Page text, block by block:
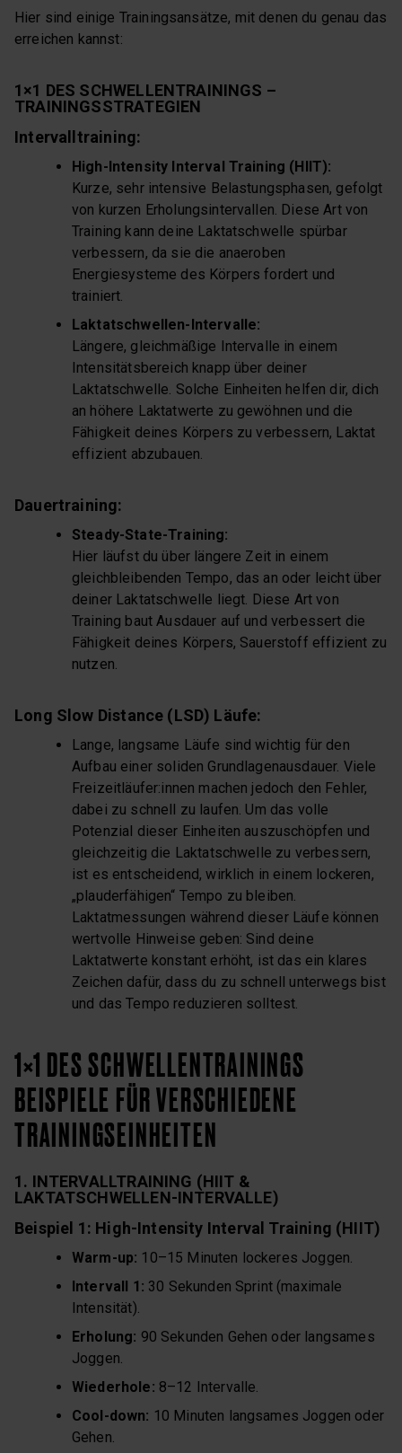
Hier sind einige Trainingsansätze, mit denen du genau das
erreichen kannst:
1×1 DES SCHWELLENTRAININGS –
TRAININGSSTRATEGIEN
Intervalltraining:
High-Intensity Interval Training (HIIT):
Kurze, sehr intensive Belastungsphasen, gefolgt
von kurzen Erholungsintervallen. Diese Art von
Training kann deine Laktatschwelle spürbar
verbessern, da sie die anaeroben
Energiesysteme des Körpers fordert und
trainiert.
Laktatschwellen-Intervalle:
Längere, gleichmäßige Intervalle in einem
Intensitätsbereich knapp über deiner
Laktatschwelle. Solche Einheiten helfen dir, dich
an höhere Laktatwerte zu gewöhnen und die
Fähigkeit deines Körpers zu verbessern, Laktat
effizient abzubauen.
Dauertraining:
Steady-State-Training:
Hier läufst du über längere Zeit in einem
gleichbleibenden Tempo, das an oder leicht über
deiner Laktatschwelle liegt. Diese Art von
Training baut Ausdauer auf und verbessert die
Fähigkeit deines Körpers, Sauerstoff effizient zu
nutzen.
Long Slow Distance (LSD) Läufe:
Lange, langsame Läufe sind wichtig für den
Aufbau einer soliden Grundlagenausdauer. Viele
Freizeitläufer:innen machen jedoch den Fehler,
dabei zu schnell zu laufen. Um das volle
Potenzial dieser Einheiten auszuschöpfen und
gleichzeitig die Laktatschwelle zu verbessern,
ist es entscheidend, wirklich in einem lockeren,
„plauderfähigen“ Tempo zu bleiben.
Laktatmessungen während dieser Läufe können
wertvolle Hinweise geben: Sind deine
Laktatwerte konstant erhöht, ist das ein klares
Zeichen dafür, dass du zu schnell unterwegs bist
und das Tempo reduzieren solltest.
1×1 DES SCHWELLENTRAININGS
BEISPIELE FÜR VERSCHIEDENE
TRAININGSEINHEITEN
1. INTERVALLTRAINING (HIIT &
LAKTATSCHWELLEN-INTERVALLE)
Beispiel 1: High-Intensity Interval Training (HIIT)
Warm-up: 10–15 Minuten lockeres Joggen.
Intervall 1: 30 Sekunden Sprint (maximale
Intensität).
Erholung: 90 Sekunden Gehen oder langsames
Joggen.
Wiederhole: 8–12 Intervalle.
Cool-down: 10 Minuten langsames Joggen oder
Gehen.